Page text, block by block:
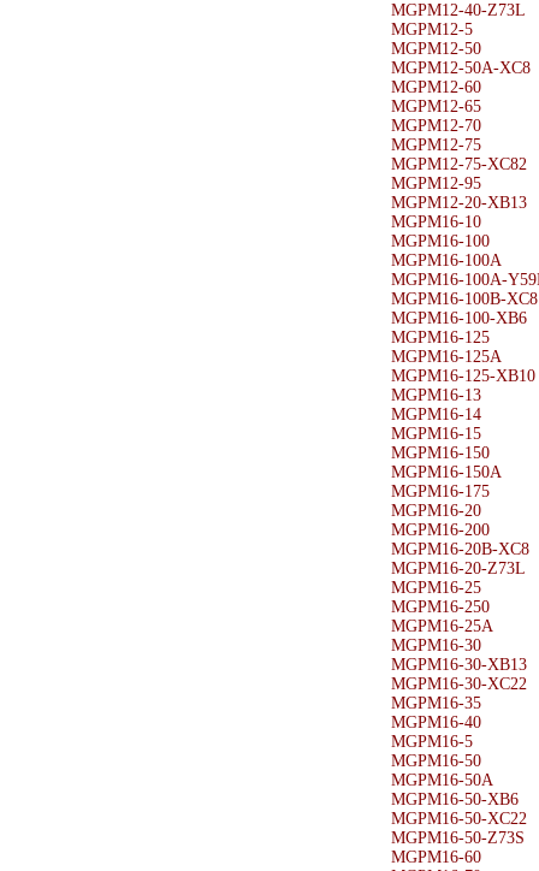
MGPM12-40-Z73L
MGPM12-5
MGPM12-50
MGPM12-50A-XC8
MGPM12-60
MGPM12-65
MGPM12-70
MGPM12-75
MGPM12-75-XC82
MGPM12-95
MGPM12-20-XB13
MGPM16-10
MGPM16-100
MGPM16-100A
MGPM16-100A-
MGPM16-100B-XC8
MGPM16-100-XB6
MGPM16-125
MGPM16-125A
MGPM16-125-XB10
MGPM16-13
MGPM16-14
MGPM16-15
MGPM16-150
MGPM16-150A
MGPM16-175
MGPM16-20
MGPM16-200
MGPM16-20B-XC8
MGPM16-20-Z73L
MGPM16-25
MGPM16-250
MGPM16-25A
MGPM16-30
MGPM16-30-XB13
MGPM16-30-XC22
MGPM16-35
MGPM16-40
MGPM16-5
MGPM16-50
MGPM16-50A
MGPM16-50-XB6
MGPM16-50-XC22
MGPM16-50-Z73S
MGPM16-60